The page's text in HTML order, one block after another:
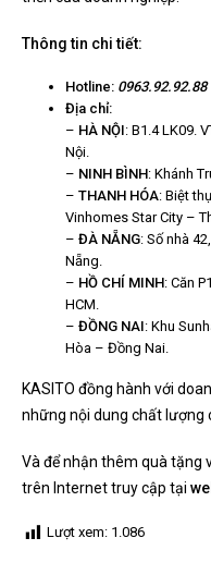
Thông tin chi tiết:
Hotline: 0963.92.92.88
Địa chỉ:
– HÀ NỘI: B1.4 LK09.
Nội.
– NINH BÌNH: Khánh
– THANH HÓA: Biệt
Vinhomes Star City –
– ĐÀ NẴNG: Số nhà
Nẵng.
– HỒ CHÍ MINH: Căn
HCM.
– ĐỒNG NAI: Khu
Hòa – Đồng Nai.
KASITO đồng hành với
những nội dung chất lượng
Và để nhận thêm quà tặng
trên Internet truy cập tại
Lượt xem: 1.086